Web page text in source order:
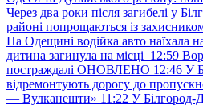
Через два роки після загибелі у
районі попрощаються із
На Одещині водійка авто наїхала
дитина загинула на місці 12:59
постраждалі ОНОВЛЕНО 12:46 У
відремонтують дорогу до
— Вулканешти» 11:22 У Білгород-